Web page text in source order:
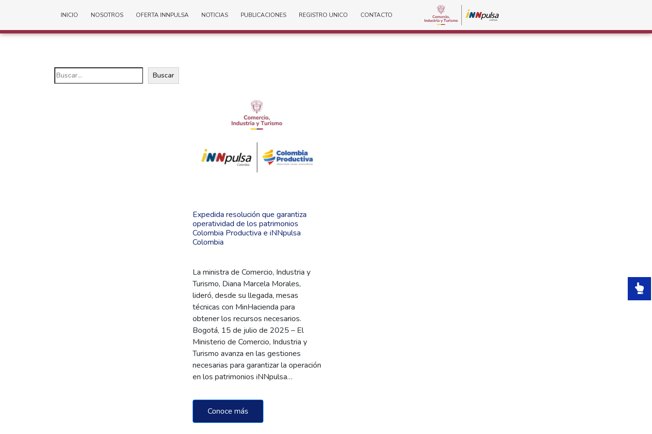
INICIO NOSOTROS OFERTA INNPULSA NOTICIAS PUBLICACIONES REGISTRO UNICO CONTACTO
Buscar
Expedida resolución que garantiza
operatividad de los patrimonios
Colombia Productiva e iNNpulsa
Colombia
La ministra de Comercio, Industria y
Turismo, Diana Marcela Morales,
lideró, desde su llegada, mesas
técnicas con MinHacienda para
obtener los recursos necesarios.
Bogotá, 15 de julio de 2025 – El
Ministerio de Comercio, Industria y
Turismo avanza en las gestiones
necesarias para garantizar la operación
en los patrimonios iNNpulsa…
Conoce más